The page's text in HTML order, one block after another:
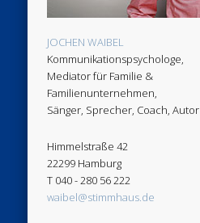
JOCHEN WAIBEL
Kommunikationspsychologe,
Mediator für Familie &
Familienunternehmen,
Sänger, Sprecher, Coach, Autor
Himmelstraße 42
22299 Hamburg
T 040 - 280 56 222
waibel@stimmhaus.de